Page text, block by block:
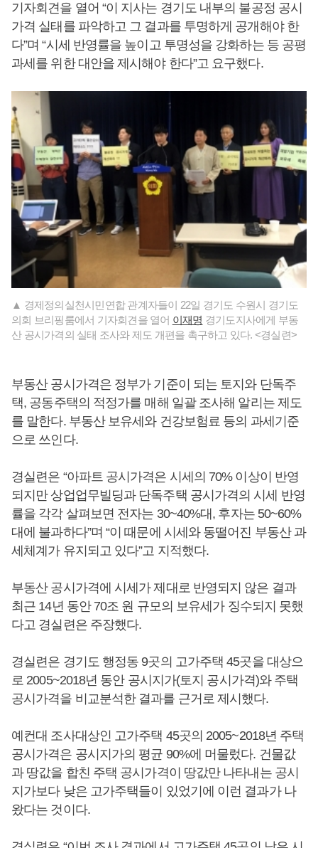
기자회견을 열어 “이 지사는 경기도 내부의 불공정 공시
가격 실태를 파악하고 그 결과를 투명하게 공개해야 한
다”며 “시세 반영률을 높이고 투명성을 강화하는 등 공평
과세를 위한 대안을 제시해야 한다”고 요구했다.
▲ 경제정의실천시민연합 관계자들이 22일 경기도 수원시 경기도
의회 브리핑룸에서 기자회견을 열어 이재명 경기도지사에게 부동
산 공시가격의 실태 조사와 제도 개편을 촉구하고 있다. <경실련>
부동산 공시가격은 정부가 기준이 되는 토지와 단독주
택, 공동주택의 적정가를 매해 일괄 조사해 알리는 제도
를 말한다. 부동산 보유세와 건강보험료 등의 과세기준
으로 쓰인다.
경실련은 “아파트 공시가격은 시세의 70% 이상이 반영
되지만 상업업무빌딩과 단독주택 공시가격의 시세 반영
률을 각각 살펴보면 전자는 30~40%대, 후자는 50~60%
대에 불과하다”며 “이 때문에 시세와 동떨어진 부동산 과
세체계가 유지되고 있다”고 지적했다.
부동산 공시가격에 시세가 제대로 반영되지 않은 결과
최근 14년 동안 70조 원 규모의 보유세가 징수되지 못했
다고 경실련은 주장했다.
경실련은 경기도 행정동 9곳의 고가주택 45곳을 대상으
로 2005~2018년 동안 공시지가(토지 공시가격)와 주택
공시가격을 비교분석한 결과를 근거로 제시했다.
예컨대 조사대상인 고가주택 45곳의 2005~2018년 주택
공시가격은 공시지가의 평균 90%에 머물렀다. 건물값
과 땅값을 합친 주택 공시가격이 땅값만 나타내는 공시
지가보다 낮은 고가주택들이 있었기에 이런 결과가 나
왔다는 것이다.